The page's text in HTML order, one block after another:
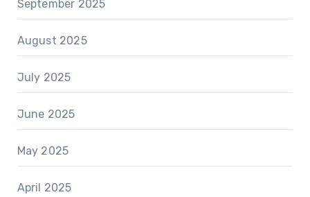
September 2025
August 2025
July 2025
June 2025
May 2025
April 2025